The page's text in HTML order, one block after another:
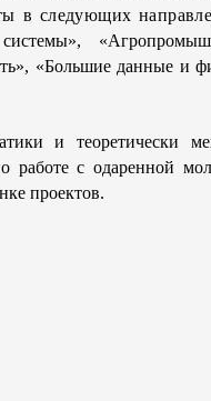
в следующих
«Большие данные и
и теоретически
работе с одаренной
проектов.